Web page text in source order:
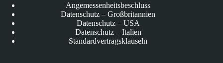
Angemessenheitsbeschluss
Datenschutz – Großbritannien
Datenschutz – USA
Datenschutz – Italien
Standardvertragsklauseln